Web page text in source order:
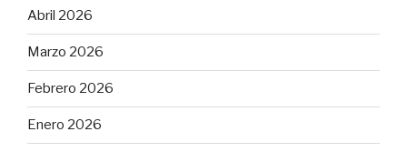
Abril 2026
Marzo 2026
Febrero 2026
Enero 2026